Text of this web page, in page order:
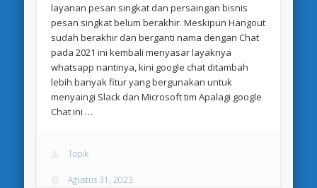
layanan pesan singkat dan persaingan bisnis
pesan singkat belum berakhir. Meskipun Hangout
sudah berakhir dan berganti nama dengan Chat
pada 2021 ini kembali menyasar layaknya
whatsapp nantinya, kini google chat ditambah
lebih banyak fitur yang bergunakan untuk
menyaingi Slack dan Microsoft tim Apalagi google
Chat ini …
Topik
Agustus 31, 2023